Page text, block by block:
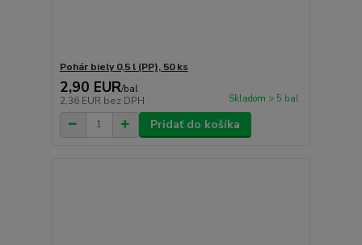
Pohár biely 0,5 l (PP), 50 ks
2,90 EUR/bal
2,36 EUR bez DPH Skladom > 5 bal
Pridať do košíka